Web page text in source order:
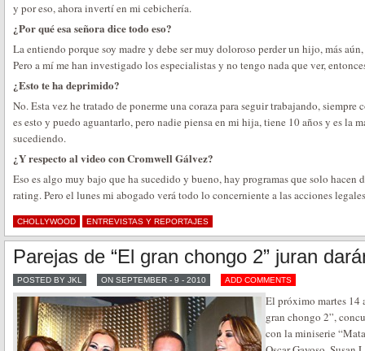
y por eso, ahora invertí en mi cebichería.
¿Por qué esa señora dice todo eso?
La entiendo porque soy madre y debe ser muy doloroso perder un hijo, más
Pero a mí me han investigado los especialistas y no tengo nada que ver,
¿Esto te ha deprimido?
No. Esta vez he tratado de ponerme una coraza para seguir trabajando,
es esto y puedo aguantarlo, pero nadie piensa en mi hija, tiene 10 años y es la
sucediendo.
¿Y respecto al video con Cromwell Gálvez?
Eso es algo muy bajo que ha sucedido y bueno, hay programas que solo hacen
rating. Pero el lunes mi abogado verá todo lo concerniente a las acciones
CHOLLYWOOD ENTREVISTAS Y REPORTAJES
Parejas de “El gran chongo 2” juran
POSTED BY JKL ON SEPTEMBER - 9 - 2010 ADD COMMENTS
El próximo martes 14
gran chongo 2”,
con la miniserie